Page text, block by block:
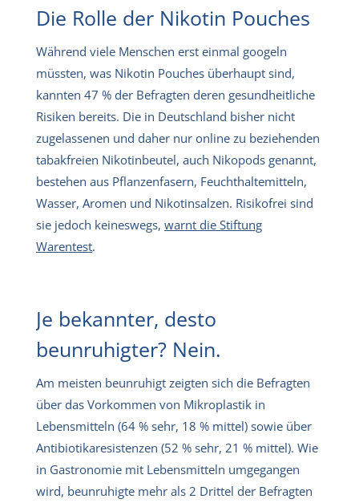
Die Rolle der Nikotin Pouches
Während viele Menschen erst einmal googeln
müssten, was Nikotin Pouches überhaupt sind,
kannten 47 % der Befragten deren gesundheitliche
Risiken bereits. Die in Deutschland bisher nicht
zugelassenen und daher nur online zu beziehenden
tabakfreien Nikotinbeutel, auch Nikopods genannt,
bestehen aus Pflanzenfasern, Feuchthaltemitteln,
Wasser, Aromen und Nikotinsalzen. Risikofrei sind
sie jedoch keineswegs, warnt die Stiftung
Warentest.
Je bekannter, desto
beunruhigter? Nein.
Am meisten beunruhigt zeigten sich die Befragten
über das Vorkommen von Mikroplastik in
Lebensmitteln (64 % sehr, 18 % mittel) sowie über
Antibiotikaresistenzen (52 % sehr, 21 % mittel). Wie
in Gastronomie mit Lebensmitteln umgegangen
wird, beunruhigte mehr als 2 Drittel der Befragten